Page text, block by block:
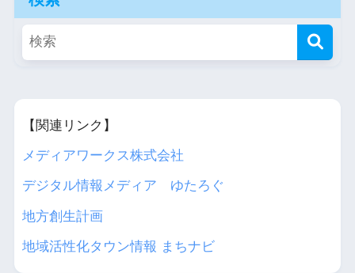
【関連リンク】
メディアワークス株式会社
デジタル情報メディア ゆたろぐ
地方創生計画
地域活性化タウン情報 まちナビ